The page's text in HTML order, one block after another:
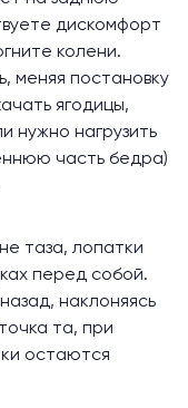
дискомфорт
колени.
меняя постановку
ягодицы,
нужно нагрузить
часть бедра)
таза, лопатки
перед собой.
наклоняясь
та, при
остаются